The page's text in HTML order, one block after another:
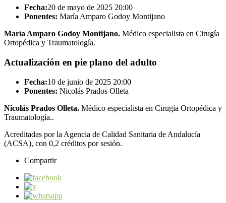
Fecha:20 de mayo de 2025 20:00
Ponentes: María Amparo Godoy Montijano
María Amparo Godoy Montijano. Médico especialista en Cirugía
Ortopédica y Traumatología.
Actualización en pie plano del adulto
Fecha:10 de junio de 2025 20:00
Ponentes: Nicolás Prados Olleta
Nicolás Prados Olleta. Médico especialista en Cirugía Ortopédica y
Traumatología..
Acreditadas por la Agencia de Calidad Sanitaria de Andalucía
(ACSA), con 0,2 créditos por sesión.
Compartir